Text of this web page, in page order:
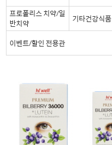
프로폴리스 치약/일
반치약
기타건강식품
이벤트/할인 전용관